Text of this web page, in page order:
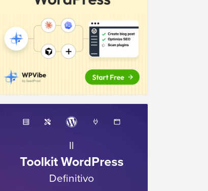
Il
Toolkit WordPress
Definitivo